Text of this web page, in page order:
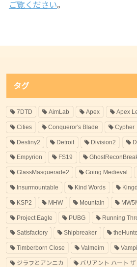
ご覧ください。
タグ
7DTD AimLab Apex Apex
Cities Conqueror's Blade Cypher
Destiny2 Detroit Division2
Empyrion FS19
GlassMasquerade2 Going Medieval
Insurmountable Kind Words
KSP2 MHW Mountain
Project Eagle PUBG Running
Satisfactory Shipbreaker
Timberborn Close Valmeim
ジラフとアンニカ バリアント ハート